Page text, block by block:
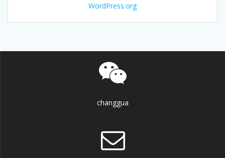
WordPress.org
changgua